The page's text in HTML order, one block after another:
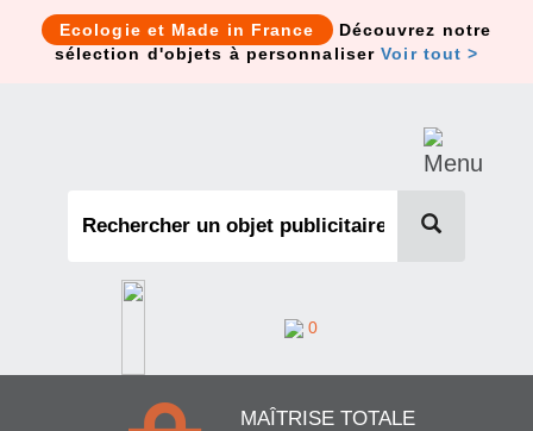
Ecologie et Made in France
Découvrez notre
sélection d'objets à personnaliserVoir tout >
0
MAÎTRISE TOTALE
Cookies management panel